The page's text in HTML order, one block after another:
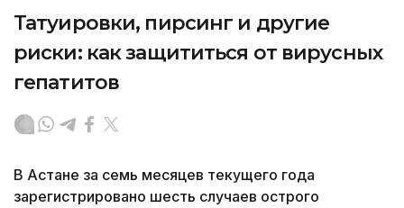
Татуировки, пирсинг и другие
риски: как защититься от вирусных
гепатитов
В Астане за семь месяцев текущего года
зарегистрировано шесть случаев острого